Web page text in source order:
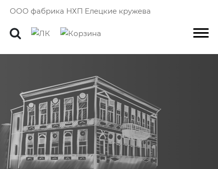
ООО фабрика НХП Елецкие кружева